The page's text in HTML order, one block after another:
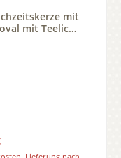
mit
mit Teelicht
Preis: